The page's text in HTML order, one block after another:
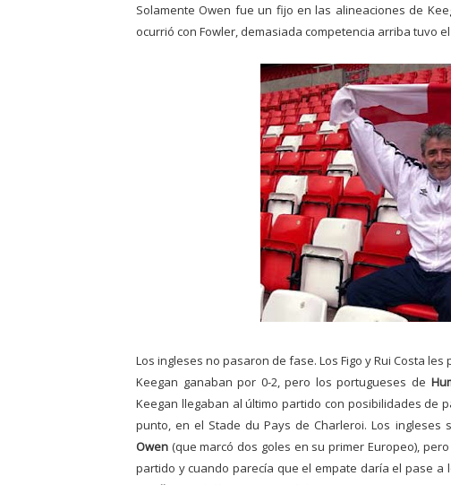
Solamente Owen fue un fijo en las alineaciones de
ocurrió con Fowler, demasiada competencia arriba tuvo
Los ingleses no pasaron de fase. Los Figo y Rui Costa
Keegan ganaban por 0-2, pero los portugueses de
Keegan llegaban al último partido con posibilidades de
punto, en el Stade du Pays de Charleroi. Los ingleses
Owen (que marcó dos goles en su primer Europeo),
partido y cuando parecía que el empate daría el pase